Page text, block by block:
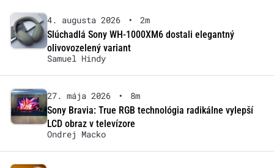
4. augusta 2026 •
2m
Slúchadlá Sony WH-1000XM6 dostali elegantný
olivovozelený variant
Samuel Hindy
27. mája 2026 •
8m
Sony Bravia: True RGB technológia radikálne vylepší
LCD obraz v televízore
Ondrej Macko